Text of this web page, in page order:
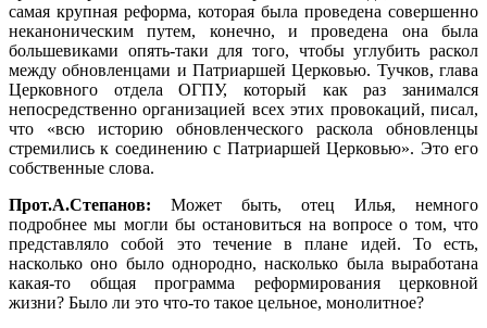
самая крупная реформа, которая была проведена совершенно
неканоническим путем, конечно, и проведена она была
большевиками опять-таки для того, чтобы углубить раскол
между обновленцами и Патриаршей Церковью. Тучков, глава
Церковного отдела ОГПУ, который как раз занимался
непосредственно организацией всех этих провокаций, писал,
что «всю историю обновленческого раскола обновленцы
стремились к соединению с Патриаршей Церковью». Это его
собственные слова.
Прот.А.Степанов: Может быть, отец Илья, немного
подробнее мы могли бы остановиться на вопросе о том, что
представляло собой это течение в плане идей. То есть,
насколько оно было однородно, насколько была выработана
какая-то общая программа реформирования церковной
жизни? Было ли это что-то такое цельное, монолитное?